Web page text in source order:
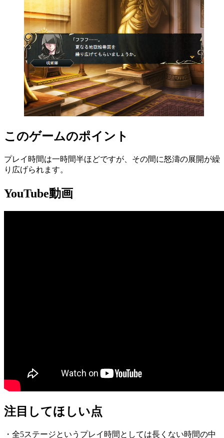
このゲームのポイント
プレイ時間は一時間半ほどですが、その間に怒濤の展開が繰
り広げられます。
YouTube動画
注目してほしい点
・全5ステージというプレイ時間としては長くない時間の中